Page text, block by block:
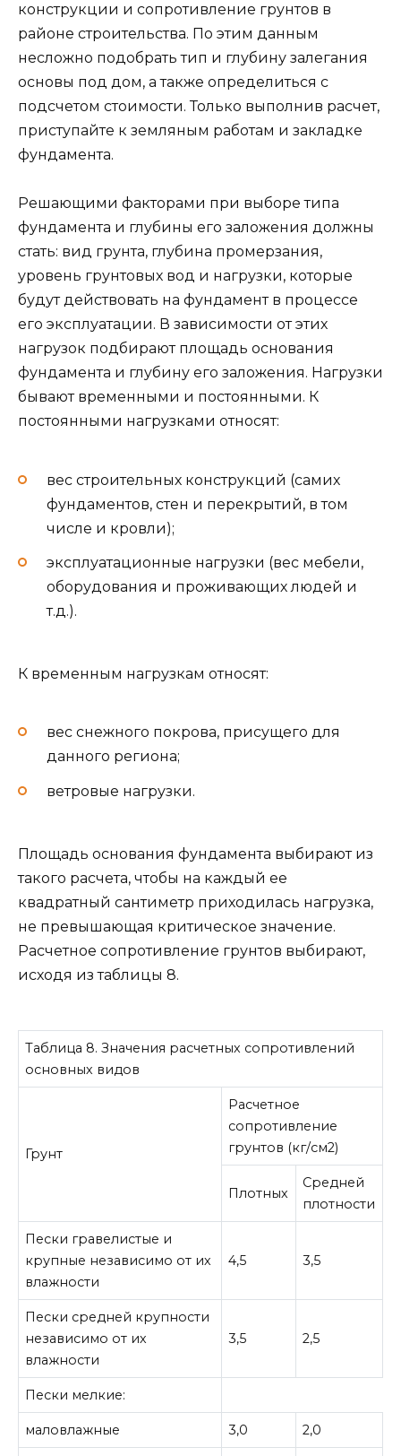
конструкции и сопротивление грунтов в
районе строительства. По этим данным
несложно подобрать тип и глубину залегания
основы под дом, а также определиться с
подсчетом стоимости. Только выполнив расчет,
приступайте к земляным работам и закладке
фундамента.
Решающими факторами при выборе типа
фундамента и глубины его заложения должны
стать: вид грунта, глубина промерзания,
уровень грунтовых вод и нагрузки, которые
будут действовать на фундамент в процессе
его эксплуатации. В зависимости от этих
нагрузок подбирают площадь основания
фундамента и глубину его заложения. Нагрузки
бывают временными и постоянными. К
постоянными нагрузками относят:
вес строительных конструкций (самих
фундаментов, стен и перекрытий, в том
числе и кровли);
эксплуатационные нагрузки (вес мебели,
оборудования и проживающих людей и
т.д.).
К временным нагрузкам относят:
вес снежного покрова, присущего для
данного региона;
ветровые нагрузки.
Площадь основания фундамента выбирают из
такого расчета, чтобы на каждый ее
квадратный сантиметр приходилась нагрузка,
не превышающая критическое значение.
Расчетное сопротивление грунтов выбирают,
исходя из таблицы 8.
Таблица 8. Значения расчетных сопротивлений
основных видов
Грунт
Расчетное
сопротивление
грунтов (кг/см2)
Плотных
Средней
плотности
Пески гравелистые и
крупные независимо от их
влажности
4,5 3,5
Пески средней крупности
независимо от их
влажности
3,5 2,5
Пески мелкие:
маловлажные 3,0 2,0